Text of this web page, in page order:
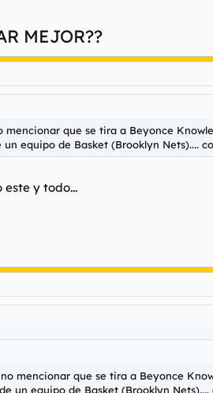
Haz clic para expandir...
diablos se haga llamar. Un pedazo
Haz clic para expandir...
mencionar que se tira a Beyonce
MEJOR??
que se tira a Beyonce
equipo de Basket (Brooklyn Nets)....
y todo...
mencionar que se tira a Beyonce
equipo de Basket (Brooklyn Nets)....